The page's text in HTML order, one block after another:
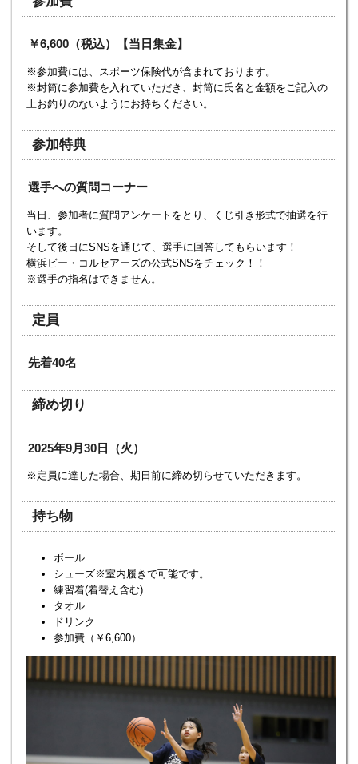
￥6,600（税込）【当日集金】
※参加費には、スポーツ保険代が含まれております。
※封筒に参加費を入れていただき、封筒に氏名と金額をご記入の
上お釣りのないようにお持ちください。
参加特典
選手への質問コーナー
当日、参加者に質問アンケートをとり、くじ引き形式で抽選を行
います。
そして後日にSNSを通じて、選手に回答してもらいます！
横浜ビー・コルセアーズの公式SNSをチェック！！
※選手の指名はできません。
定員
先着40名
締め切り
2025年9月30日（火）
※定員に達した場合、期日前に締め切らせていただきます。
持ち物
ボール
シューズ※室内履きで可能です。
練習着(着替え含む)
タオル
ドリンク
参加費（￥6,600）